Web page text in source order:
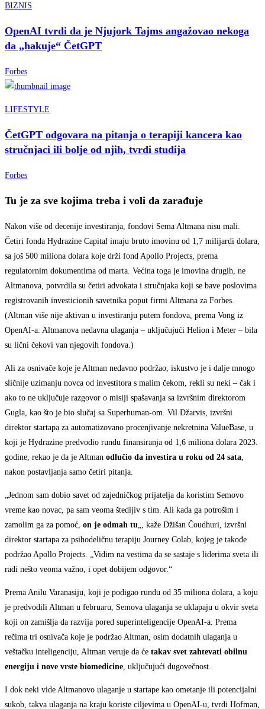
BIZNIS
OpenAI tvrdi da je Njujork Tajms angažovao nekoga
da „hakuje“ ČetGPT
Forbes
LIFESTYLE
ČetGPT odgovara na pitanja o terapiji kancera kao
stručnjaci ili bolje od njih, tvrdi studija
Forbes
Tu je za sve kojima treba i voli da zarađuje
Nakon više od decenije investiranja, fondovi Sema Altmana nisu mali.
Četiri fonda Hydrazine Capital imaju bruto imovinu od 1,7 milijardi dolara,
sa još 500 miliona dolara koje drži fond Apollo Projects, prema
regulatornim dokumentima od marta. Većina toga je imovina drugih, ne
Altmanova, potvrdila su četiri advokata i stručnjaka koji se bave poslovima
registrovanih investicionih savetnika poput firmi Altmana za Forbes.
(Altman više nije aktivan u investiranju putem fondova, prema Vong iz
OpenAI-a. Altmanova nedavna ulaganja – uključujući Helion i Meter – bila
su lični čekovi van njegovih fondova.)
Ali za osnivače koje je Altman nedavno podržao, iskustvo je i dalje mnogo
sličnije uzimanju novca od investitora s malim čekom, rekli su neki – čak i
ako to ne uključuje razgovor o misiji spašavanja sa izvršnim direktorom
Gugla, kao što je bio slučaj sa Superhuman-om. Vil Džarvis, izvršni
direktor startapa za automatizovano procenjivanje nekretnina ValueBase, u
koji je Hydrazine predvodio rundu finansiranja od 1,6 miliona dolara 2023.
godine, rekao je da je Altman odlučio da investira u roku od 24 sata,
nakon postavljanja samo četiri pitanja.
„Jednom sam dobio savet od zajedničkog prijatelja da koristim Semovo
vreme kao novac, pa sam veoma štedljiv s tim. Ali kada ga potrošim i
zamolim ga za pomoć, on je odmah tu„, kaže Džišan Čoudhuri, izvršni
direktor startapa za psihodeličnu terapiju Journey Colab, kojeg je takođe
podržao Apollo Projects. „Vidim na vestima da se sastaje s liderima sveta ili
radi nešto veoma važno, i opet dobijem odgovor.“
Prema Anilu Varanasiju, koji je podigao rundu od 35 miliona dolara, a koju
je predvodili Altman u februaru, Semova ulaganja se uklapaju u okvir sveta
koji on zamišlja da razvija pored superinteligencije OpenAI-a. Prema
rečima tri osnivača koje je podržao Altman, osim dodatnih ulaganja u
veštačku inteligenciju, Altman veruje da će takav svet zahtevati obilnu
energiju i nove vrste biomedicine, uključujući dugovečnost.
I dok neki vide Altmanovo ulaganje u startape kao ometanje ili potencijalni
sukob, takva ulaganja na kraju koriste ciljevima u OpenAI-u, tvrdi Hofman,